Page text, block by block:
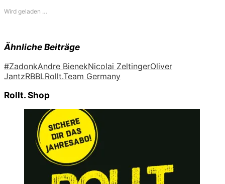
Wird geladen …
Ähnliche Beiträge
#ZadonkAndre BienekNicolai ZeltingerOliver
JantzRBBLRollt.Team Germany
Rollt. Shop